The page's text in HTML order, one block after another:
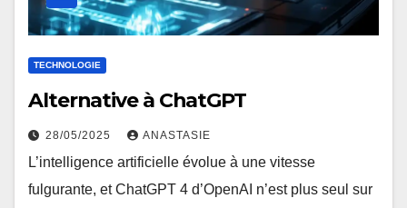
TECHNOLOGIE
Alternative à ChatGPT
28/05/2025 ANASTASIE
L’intelligence artificielle évolue à une vitesse
fulgurante, et ChatGPT 4 d’OpenAI n’est plus seul sur